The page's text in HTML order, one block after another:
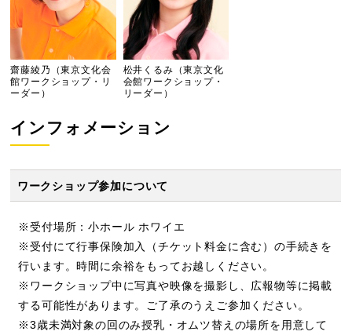
齋藤綾乃（東京文化会
館ワークショップ・リ
ーダー）
松井くるみ（東京文化
会館ワークショップ・
リーダー）
インフォメーション
ワークショップ参加について
※受付場所：小ホール ホワイエ
※受付にて行事保険加入（チケット料金に含む）の手続きを
行います。時間に余裕をもってお越しください。
※ワークショップ中に写真や映像を撮影し、広報物等に掲載
する可能性があります。ご了承のうえご参加ください。
※3歳未満対象の回のみ授乳・オムツ替えの場所を用意して